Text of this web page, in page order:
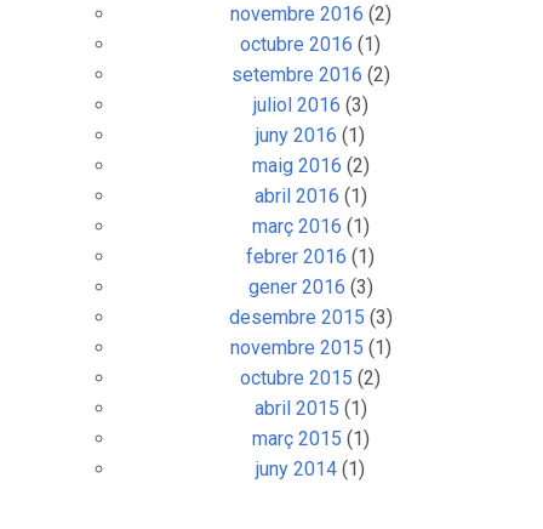
novembre 2016 (2)
octubre 2016 (1)
setembre 2016 (2)
juliol 2016 (3)
juny 2016 (1)
maig 2016 (2)
abril 2016 (1)
març 2016 (1)
febrer 2016 (1)
gener 2016 (3)
desembre 2015 (3)
novembre 2015 (1)
octubre 2015 (2)
abril 2015 (1)
març 2015 (1)
juny 2014 (1)